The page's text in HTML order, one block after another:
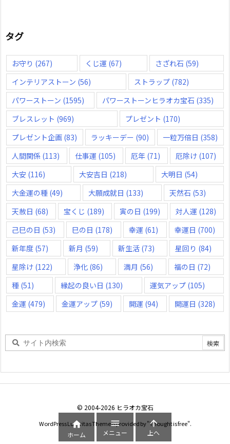
タグ
お守り (267) くじ運 (67) さざれ石 (59)
インテリアストーン (56) ストラップ(782)
パワーストーン (1595) パワーストーンヒラオカ宝石 (335)
ブレスレット (969) プレゼント (170)
プレゼント企画 (83) ラッキーデー (90) 一粒万倍日 (358)
人間関係 (113) 仕事運 (105) 厄年 (71) 厄除け (107)
大安 (116) 大安吉日 (218) 大明日 (54)
大金運の種 (49) 大願成就日 (133) 天然石 (53)
天赦日 (68) 宝くじ (189) 寅の日 (199) 対人運 (128)
己巳の日 (53) 巳の日 (178) 幸運 (61) 幸運日 (700)
新年度 (57) 新月 (59) 新生活 (73) 星回り (84)
星除け (122) 浄化 (86) 満月 (56) 福の日 (72)
種 (51) 縁起の良い日 (130) 運気アップ(105)
金運 (479) 金運アップ (59) 開運 (94) 開運日 (328)
© 2004-2026 ヒラオカ宝石
WordPress Luxeritas Theme is provided by "Thought is free".

ホーム

メニュー

上へ